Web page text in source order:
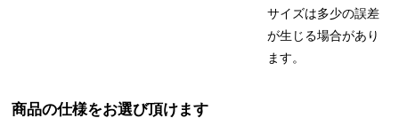
サイズは多少の誤差
が生じる場合があり
ます。
商品の仕様をお選び頂けます